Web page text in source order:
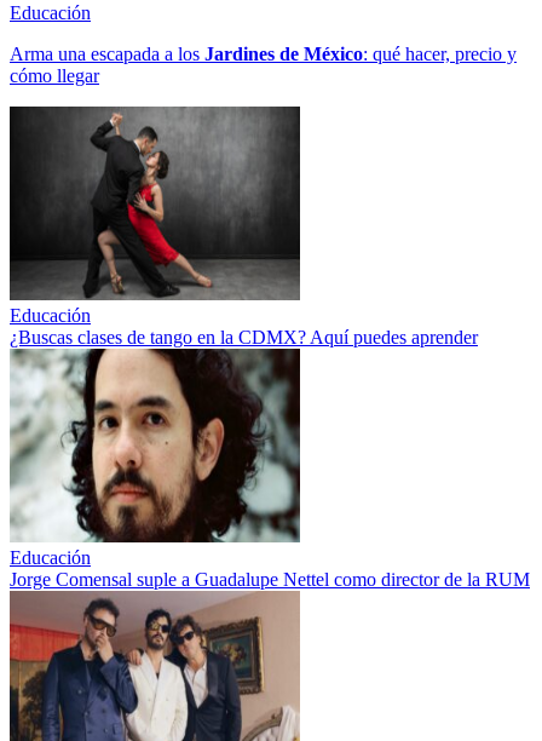
Educación
Arma una escapada a los Jardines de México: qué hacer, precio y
cómo llegar
Educación
¿Buscas clases de tango en la CDMX? Aquí puedes aprender
Educación
Jorge Comensal suple a Guadalupe Nettel como director de la RUM